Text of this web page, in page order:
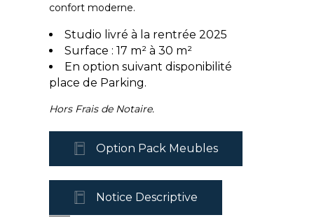
confort moderne.
Studio livré à la rentrée 2025
Surface : 17 m² à 30 m²
En option suivant disponibilité
place de Parking.
Hors Frais de Notaire.
Option Pack Meubles
Notice Descriptive